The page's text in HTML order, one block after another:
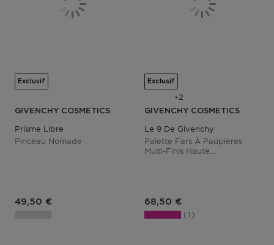
Exclusif
GIVENCHY COSMETICS
Prisme Libre
Pinceau Nomade
Prix du produit
49,50 €
2
Exclusif
GIVENCHY COSMETICS
Le 9 De Givenchy
Palette Fars À Paupières
Multi-Finis Haute
Prix du produit
68,50 €
1